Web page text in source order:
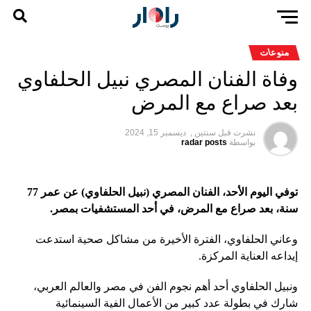
منوعات
وفاة الفنان المصري نبيل الحلفاوي
بعد صراع مع المرض
نشرت قبل سنتين , ديسمبر 15, 2024
بواسطة radar posts
توفي اليوم الأحد، الفنان المصري (نبيل الحلفاوي) عن عمر 77
سنة، بعد صراع مع المرض، في أحد المستشفيات بمصر .
وعاني الحلفاوي، الفترة الأخيرة من مشاكل صحية استدعت
إيداعه العناية المركزة.
ونبيل الحلفاوي أحد أهم نجوم الفن في مصر والعالم العربي،
شارك في بطولة عدد كبير من الأعمال الفية السينمائية